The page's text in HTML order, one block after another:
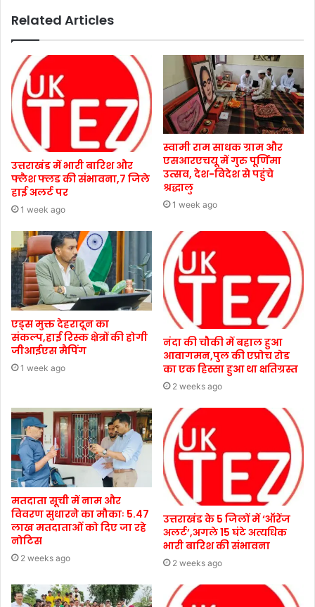
Related Articles
उत्तराखंड में भारी बारिश और
फ्लैश फ्लड की संभावना,7 जिले
हाई अलर्ट पर
1 week ago
स्वामी राम साधक ग्राम और
एसआरएचयू में गुरु पूर्णिमा
उत्सव, देश-विदेश से पहुंचे
श्रद्धालु
1 week ago
एड्स मुक्त देहरादून का
संकल्प,हाई रिस्क क्षेत्रों की होगी
जीआईएस मैपिंग
1 week ago
नंदा की चौकी में बहाल हुआ
आवागमन,पुल की एप्रोच रोड
का एक हिस्सा हुआ था क्षतिग्रस्त
2 weeks ago
मतदाता सूची में नाम और
विवरण सुधारने का मौकाः 5.47
लाख मतदाताओं को दिए जा रहे
नोटिस
2 weeks ago
उत्तराखंड के 5 जिलों में ‘ऑरेंज
अलर्ट’,अगले 15 घंटे अत्यधिक
भारी बारिश की संभावना
2 weeks ago